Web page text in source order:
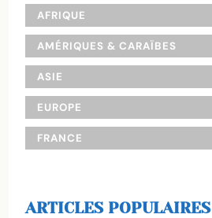
AFRIQUE
AMÉRIQUES & CARAÏBES
ASIE
EUROPE
FRANCE
ARTICLES POPULAIRES